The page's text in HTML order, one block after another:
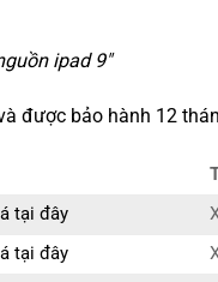
ipad 9"
được bảo hành 12
tại đây
tại đây